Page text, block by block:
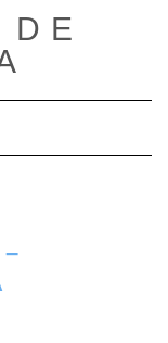
de navegación